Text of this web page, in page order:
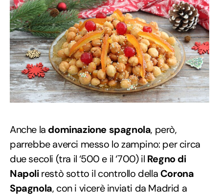
Anche la dominazione spagnola, però,
parrebbe averci messo lo zampino: per circa
due secoli (tra il ‘500 e il ‘700) il Regno di
Napolirestò sotto il controllo della Corona
Spagnola, con i vicerè inviati da Madrid a